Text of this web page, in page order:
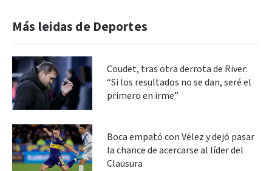
Más leidas de Deportes
Coudet, tras otra derrota de River:
“Si los resultados no se dan, seré el
primero en irme”
Boca empató con Vélez y dejó pasar
la chance de acercarse al líder del
Clausura